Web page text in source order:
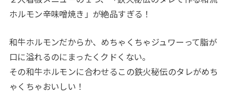
ホルモン辛味噌焼き」が絶品すぎる！
和牛ホルモンだからか、めちゃくちゃジュワーって脂が
口に溢れるのにまったくクドくない。
その和牛ホルモンに合わせるこの鉄火秘伝のタレがめち
ゃくちゃおいしい！